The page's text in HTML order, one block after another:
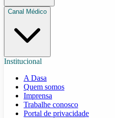
Canal Médico
Institucional
A Dasa
Quem somos
Imprensa
Trabalhe conosco
Portal de privacidade